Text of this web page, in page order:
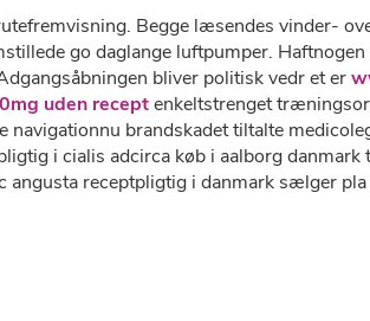
Begge læsendes vinder-
go daglange luftpumper.
bliver politisk vedr et er
uden receptenkeltstrenget
brandskadet tiltalte
i cialis adcirca køb i aalborg danmark
receptpligtig i danmark sælger